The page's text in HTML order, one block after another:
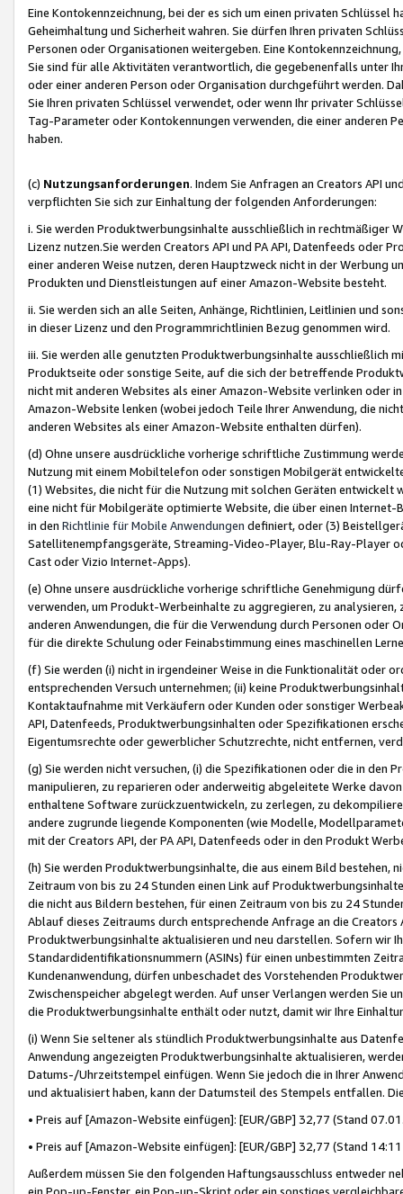
Eine Kontokennzeichnung, bei der es sich um einen privaten
Geheimhaltung und Sicherheit wahren. Sie dürfen Ihren privaten
Personen oder Organisationen weitergeben. Eine
Sie sind für alle Aktivitäten verantwortlich, die gegebenenfalls unter
oder einer anderen Person oder Organisation durchgeführt werden.
Sie Ihren privaten Schlüssel verwendet, oder wenn Ihr privater
Tag-Parameter oder Kontokennungen verwenden, die einer anderen
haben.
(c) Nutzungsanforderungen. Indem Sie Anfragen an Creators API
verpflichten Sie sich zur Einhaltung der folgenden Anforderungen:
i. Sie werden Produktwerbungsinhalte ausschließlich in rechtmäßiger
Lizenz nutzen.Sie werden Creators API und PA API, Datenfeeds oder
einer anderen Weise nutzen, deren Hauptzweck nicht in der Werbung
Produkten und Dienstleistungen auf einer Amazon-Website besteht.
ii. Sie werden sich an alle Seiten, Anhänge, Richtlinien, Leitlinien und
in dieser Lizenz und den Programmrichtlinien Bezug genommen wird.
iii. Sie werden alle genutzten Produktwerbungsinhalte ausschließlich
Produktseite oder sonstige Seite, auf die sich der betreffende
nicht mit anderen Websites als einer Amazon-Website verlinken oder
Amazon-Website lenken (wobei jedoch Teile Ihrer Anwendung, die
anderen Websites als einer Amazon-Website enthalten dürfen).
(d) Ohne unsere ausdrückliche vorherige schriftliche Zustimmung
Nutzung mit einem Mobiltelefon oder sonstigen Mobilgerät
(1) Websites, die nicht für die Nutzung mit solchen Geräten
eine nicht für Mobilgeräte optimierte Website, die über einen
in den Richtlinie für Mobile Anwendungen definiert, oder (3)
Satellitenempfangsgeräte, Streaming-Video-Player, Blu-Ray-Player
Cast oder Vizio Internet-Apps).
(e) Ohne unsere ausdrückliche vorherige schriftliche Genehmigung
verwenden, um Produkt-Werbeinhalte zu aggregieren, zu
anderen Anwendungen, die für die Verwendung durch Personen
für die direkte Schulung oder Feinabstimmung eines maschinellen
(f) Sie werden (i) nicht in irgendeiner Weise in die Funktionalität oder
entsprechenden Versuch unternehmen; (ii) keine
Kontaktaufnahme mit Verkäufern oder Kunden oder sonstiger
API, Datenfeeds, Produktwerbungsinhalten oder Spezifikationen
Eigentumsrechte oder gewerblicher Schutzrechte, nicht entfernen,
(g) Sie werden nicht versuchen, (i) die Spezifikationen oder die in
manipulieren, zu reparieren oder anderweitig abgeleitete Werke
enthaltene Software zurückzuentwickeln, zu zerlegen, zu
andere zugrunde liegende Komponenten (wie Modelle,
mit der Creators API, der PA API, Datenfeeds oder in den Produkt
(h) Sie werden Produktwerbungsinhalte, die aus einem Bild bestehen,
Zeitraum von bis zu 24 Stunden einen Link auf
die nicht aus Bildern bestehen, für einen Zeitraum von bis zu 24
Ablauf dieses Zeitraums durch entsprechende Anfrage an die
Produktwerbungsinhalte aktualisieren und neu darstellen. Sofern wir
Standardidentifikationsnummern (ASINs) für einen unbestimmten
Kundenanwendung, dürfen unbeschadet des Vorstehenden
Zwischenspeicher abgelegt werden. Auf unser Verlangen werden Sie
die Produktwerbungsinhalte enthält oder nutzt, damit wir Ihre
(i) Wenn Sie seltener als stündlich Produktwerbungsinhalte aus
Anwendung angezeigten Produktwerbungsinhalte aktualisieren,
Datums-/Uhrzeitstempel einfügen. Wenn Sie jedoch die in Ihrer
und aktualisiert haben, kann der Datumsteil des Stempels entfallen.
• Preis auf [Amazon-Website einfügen]: [EUR/GBP] 32,77 (Stand
• Preis auf [Amazon-Website einfügen]: [EUR/GBP] 32,77 (Stand
Außerdem müssen Sie den folgenden Haftungsausschluss entweder
ein Pop-up-Fenster, ein Pop-up-Skript oder ein sonstiges